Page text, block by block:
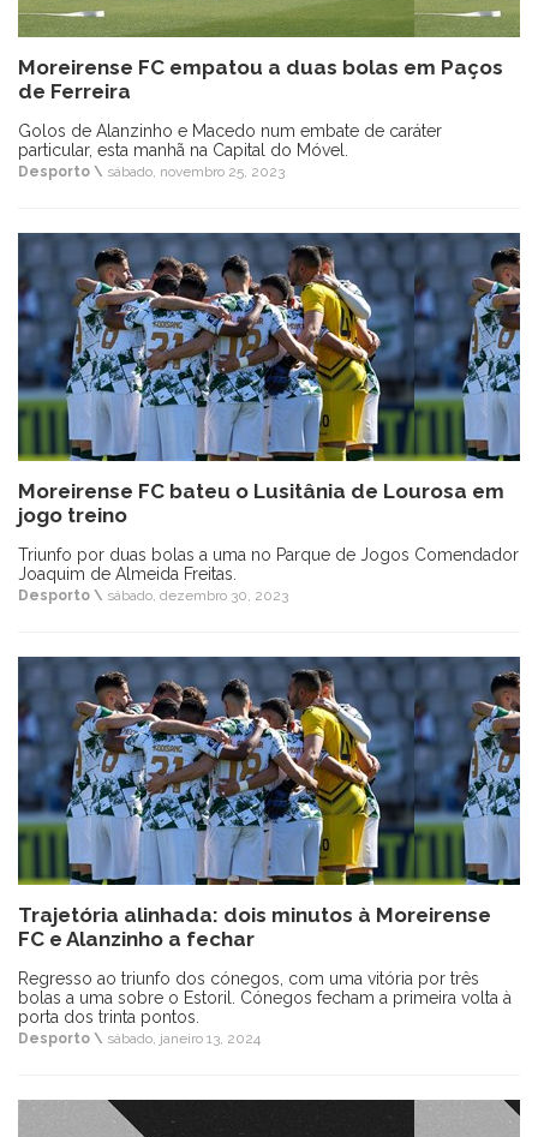
Moreirense FC empatou a duas bolas em Paços
de Ferreira
Golos de Alanzinho e Macedo num embate de caráter
particular, esta manhã na Capital do Móvel.
Desporto \ sábado, novembro 25, 2023
Moreirense FC bateu o Lusitânia de Lourosa em
jogo treino
Triunfo por duas bolas a uma no Parque de Jogos Comendador
Joaquim de Almeida Freitas.
Desporto \ sábado, dezembro 30, 2023
Trajetória alinhada: dois minutos à Moreirense
FC e Alanzinho a fechar
Regresso ao triunfo dos cónegos, com uma vitória por três
bolas a uma sobre o Estoril. Cónegos fecham a primeira volta à
porta dos trinta pontos.
Desporto \ sábado, janeiro 13, 2024